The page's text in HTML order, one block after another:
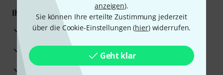
anzeigen).
Sie können Ihre erteilte Zustimmung jederzeit
über die Cookie-Einstellungen (hier) widerrufen.
Geht klar
Ihre Vorteile
3 Jahre Thomann Garantie
30 Tage Money-Back-Garantie
Reparaturservice